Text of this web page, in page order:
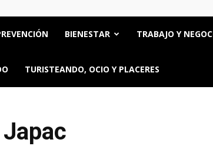
BIENESTAR TRABAJO Y
TURISTEANDO, OCIO Y PLACERES